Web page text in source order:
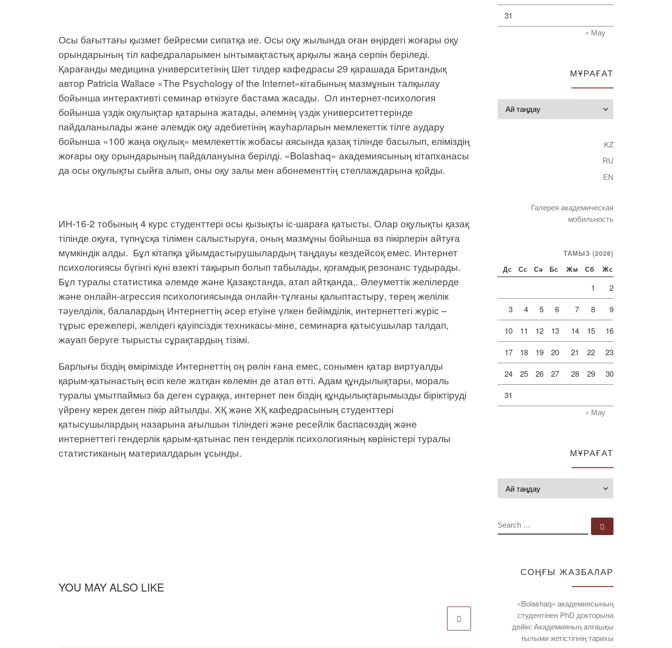
Осы бағыттағы қызмет бейресми сипатқа ие. Осы оқу жылында оған өңірдегі жоғары оқу
орындарының тіл кафедраларымен ынтымақтастық арқылы жаңа серпін беріледі.
Қарағанды медицина университетінің Шет тілдер кафедрасы 29 қарашада Британдық
автор Patricia Wallace «The Psychology of the Internet»кітабының мазмұнын талқылау
бойынша интерактивті семинар өткізуге бастама жасады. Ол интернет-психология
бойынша үздік оқулықтар қатарына жатады, әлемнің үздік университеттерінде
пайдаланылады және әлемдік оқу әдебиетінің жауһарларын мемлекеттік тілге аудару
бойынша «100 жаңа оқулық» мемлекеттік жобасы аясында қазақ тілінде басылып, еліміздің
жоғары оқу орындарының пайдалануына берілді. «Bolashaq» академиясының кітапханасы
да осы оқулықты сыйға алып, оны оқу залы мен абонементтің стеллаждарына қойды.
ИН-16-2 тобының 4 курс студенттері осы қызықты іс-шараға қатысты. Олар оқулықты қазақ
тілінде оқуға, түпнұсқа тілімен салыстыруға, оның мазмұны бойынша өз пікірлерін айтуға
мүмкіндік алды. Бұл кітапқа ұйымдастырушылардың таңдауы кездейсоқ емес. Интернет
психологиясы бүгінгі күні өзекті тақырып болып табылады, қоғамдық резонанс тудырады.
Бұл туралы статистика әлемде және Қазақстанда, атап айтқанда,. Әлеуметтік желілерде
және онлайн-агрессия психологиясында онлайн-тұлғаны қалыптастыру, терең желілік
тәуелділік, балалардың Интернеттің әсер етуіне үлкен бейімділік, интернеттегі жүріс –
тұрыс ережелері, желідегі қауіпсіздік техникасы-міне, семинарға қатысушылар талдап,
жауап беруге тырысты сұрақтардың тізімі.
Барлығы біздің өмірімізде Интернеттің оң рөлін ғана емес, сонымен қатар виртуалды
қарым-қатынастың өсіп келе жатқан көлемін де атап өтті. Адам құндылықтары, мораль
туралы ұмытпаймыз ба деген сұраққа, интернет пен біздің құндылықтарымызды біріктіруді
үйрену керек деген пікір айтылды. ХҚ және ХҚ кафедрасының студенттері
қатысушылардың назарына ағылшын тіліндегі және ресейлік баспасөздің және
интернеттегі гендерлік қарым-қатынас пен гендерлік психологияның көріністері туралы
статистиканың материалдарын ұсынды.
YOU MAY ALSO LIKE
31
« Мау
МҰРАҒАТ
KZ
RU
EN
Галерея академическая
мобильность
ТАМЫЗ (2026)
Дс Сс Сә Бс Жм Сб Жс
1 2
3 4 5 6 7 8 9
10 11 12 13 14 15 16
17 18 19 20 21 22 23
24 25 26 27 28 29 30
31
« Мау
МҰРАҒАТ
SEARCH
СОҢҒЫ ЖАЗБАЛАР
«Bolashaq» академиясының
студентінен PhD докторына
дейін: Академияның алғашқы
ғылыми жетістігінің тарихы